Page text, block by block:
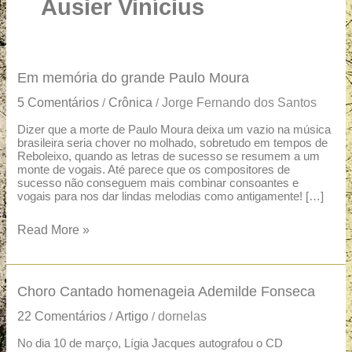
e
Ausier Vinícius
Em memória do grande Paulo Moura
5 Comentários / Crônica /Jorge Fernando dos Santos
Dizer que a morte de Paulo Moura deixa um vazio na música
brasileira seria chover no molhado, sobretudo em tempos de
Reboleixo, quando as letras de sucesso se resumem a um
monte de vogais. Até parece que os compositores de
sucesso não conseguem mais combinar consoantes e
vogais para nos dar lindas melodias como antigamente! […]
Em
do
grande
Paulo
Moura
Read More »
Choro Cantado homenageia Ademilde Fonseca
22 Comentários /Artigo /dornelas
No dia 10 de março, Lígia Jacques autografou o CD
Choro
homenageia
Ademilde